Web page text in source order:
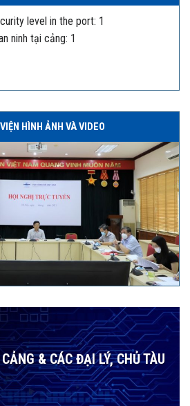
level in the port: 1
ninh tại cảng: 1
HÌNH ẢNH VÀ VIDEO
& CÁC ĐẠI LÝ, CHỦ TÀU